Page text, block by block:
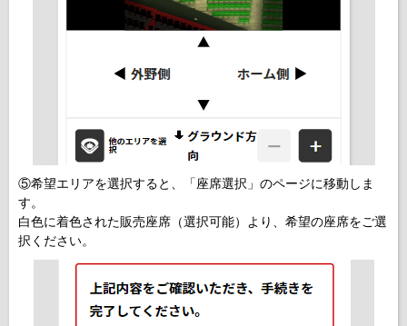
⑤希望エリアを選択すると、「座席選択」のページに移動しま
す。
白色に着色された販売座席（選択可能）より、希望の座席をご選
択ください。